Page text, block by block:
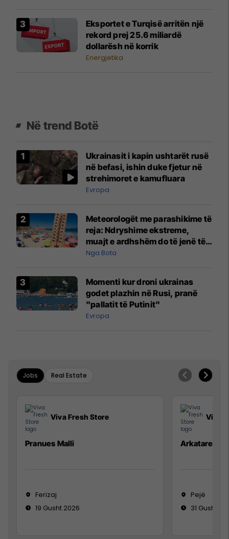
​Eksportet e Turqisë arritën një
rekord prej 25.6 miliardë
dollarësh në korrik
Energjetika
Në trend Botë
Ukrainasit i kapin ushtarët rusë
në befasi, ishin duke fjetur në
strehimoret e kamufluara
Evropa
Meteorologët me parashikime të
reja: Ndryshime ekstreme,
muajt e ardhshëm do të jenë të
pazakontë
Nga Bota
Momenti kur droni ukrainas
godet plazhin në Rusi, pranë
"pallatit të Putinit"
Evropa
Jobs Real Estate
Viva Fresh Store
Pranues Malli
Ferizaj
19 Gusht 2026
Viva
Arkatare
Pejë
31 Gusht